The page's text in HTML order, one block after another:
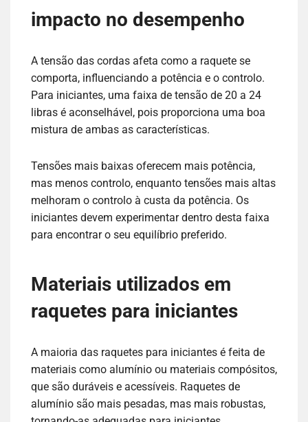
impacto no desempenho
A tensão das cordas afeta como a raquete se
comporta, influenciando a potência e o controlo.
Para iniciantes, uma faixa de tensão de 20 a 24
libras é aconselhável, pois proporciona uma boa
mistura de ambas as características.
Tensões mais baixas oferecem mais potência,
mas menos controlo, enquanto tensões mais altas
melhoram o controlo à custa da potência. Os
iniciantes devem experimentar dentro desta faixa
para encontrar o seu equilíbrio preferido.
Materiais utilizados em
raquetes para iniciantes
A maioria das raquetes para iniciantes é feita de
materiais como alumínio ou materiais compósitos,
que são duráveis e acessíveis. Raquetes de
alumínio são mais pesadas, mas mais robustas,